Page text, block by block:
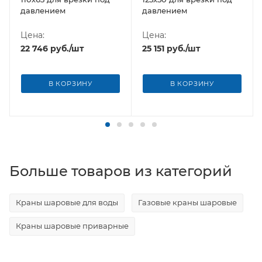
давлением
Цена:
22 746 руб./шт
В КОРЗИНУ
давлением
Цена:
25 151 руб./шт
В КОРЗИНУ
Больше товаров из категорий
Краны шаровые для воды Газовые краны шаровые
Краны шаровые приварные